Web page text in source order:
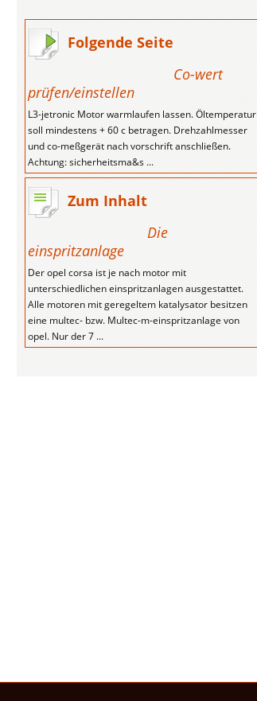
Folgende Seite
Co-wert
prüfen/einstellen
L3-jetronic Motor warmlaufen lassen. Öltemperatur
soll mindestens + 60 c betragen. Drehzahlmesser
und co-meßgerät nach vorschrift anschließen.
Achtung: sicherheitsma&s ...
Zum Inhalt
Die
einspritzanlage
Der opel corsa ist je nach motor mit
unterschiedlichen einspritzanlagen ausgestattet.
Alle motoren mit geregeltem katalysator besitzen
eine multec- bzw. Multec-m-einspritzanlage von
opel. Nur der 7 ...